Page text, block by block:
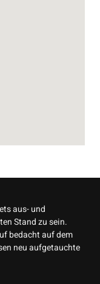
aus- und
Stand zu sein.
bedacht auf dem
neu aufgetauchte